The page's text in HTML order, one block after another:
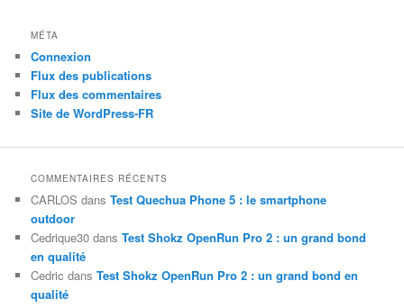
MÉTA
Connexion
Flux des publications
Flux des commentaires
Site de WordPress-FR
COMMENTAIRES RÉCENTS
CARLOS dansTest Quechua Phone 5 : le smartphone
outdoor
Cedrique30 dansTest Shokz OpenRun Pro 2 : un grand bond
en qualité
Cedric dansTest Shokz OpenRun Pro 2 : un grand bond en
qualité